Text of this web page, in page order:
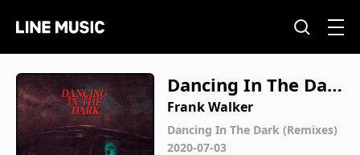
Dancing In The Dar
k (Panski Remix)
Frank Walker
Dancing In The Dark (Remixes)
2020-07-03